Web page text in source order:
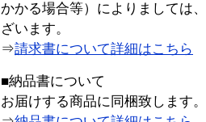
かかる場合等）によりましては
ざいます。
⇒請求書について詳細はこちら
■納品書について
お届けする商品に同梱致します。